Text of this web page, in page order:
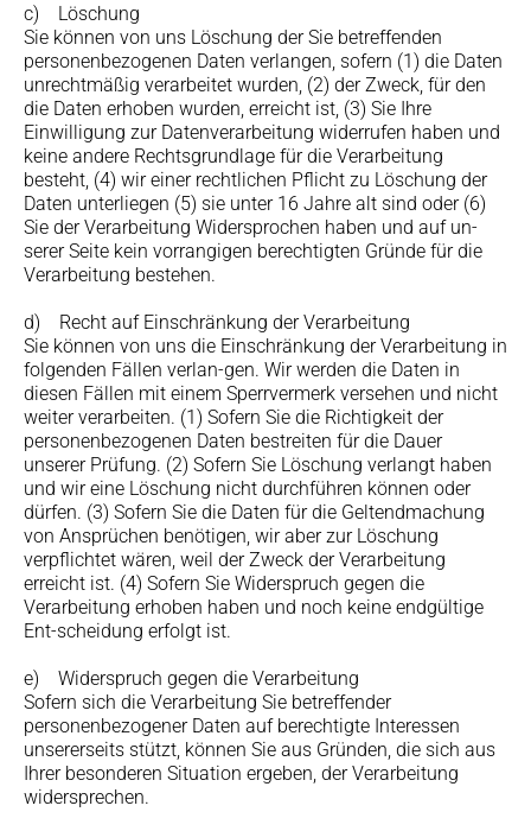
c) Löschung
Sie können von uns Löschung der Sie betreffenden
personenbezogenen Daten verlangen, sofern (1) die Daten
unrechtmäßig verarbeitet wurden, (2) der Zweck, für den
die Daten erhoben wurden, erreicht ist, (3) Sie Ihre
Einwilligung zur Datenverarbeitung widerrufen haben und
keine andere Rechtsgrundlage für die Verarbeitung
besteht, (4) wir einer rechtlichen Pflicht zu Löschung der
Daten unterliegen (5) sie unter 16 Jahre alt sind oder (6)
Sie der Verarbeitung Widersprochen haben und auf un-
serer Seite kein vorrangigen berechtigten Gründe für die
Verarbeitung bestehen.
d) Recht auf Einschränkung der Verarbeitung
Sie können von uns die Einschränkung der Verarbeitung in
folgenden Fällen verlan-gen. Wir werden die Daten in
diesen Fällen mit einem Sperrvermerk versehen und nicht
weiter verarbeiten. (1) Sofern Sie die Richtigkeit der
personenbezogenen Daten bestreiten für die Dauer
unserer Prüfung. (2) Sofern Sie Löschung verlangt haben
und wir eine Löschung nicht durchführen können oder
dürfen. (3) Sofern Sie die Daten für die Geltendmachung
von Ansprüchen benötigen, wir aber zur Löschung
verpflichtet wären, weil der Zweck der Verarbeitung
erreicht ist. (4) Sofern Sie Widerspruch gegen die
Verarbeitung erhoben haben und noch keine endgültige
Ent-scheidung erfolgt ist.
e) Widerspruch gegen die Verarbeitung
Sofern sich die Verarbeitung Sie betreffender
personenbezogener Daten auf berechtigte Interessen
unsererseits stützt, können Sie aus Gründen, die sich aus
Ihrer besonderen Situation ergeben, der Verarbeitung
widersprechen.